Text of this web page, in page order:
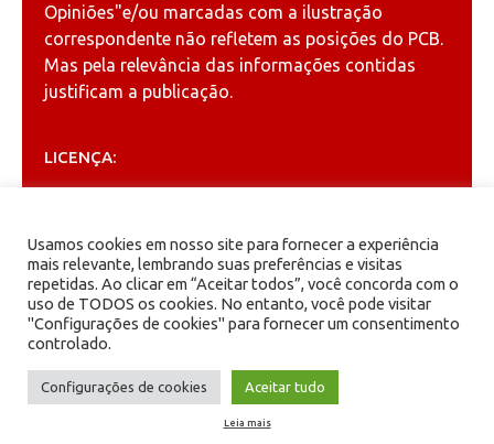
Opiniões"e/ou marcadas com a ilustração
correspondente não refletem as posições do PCB.
Mas pela relevância das informações contidas
justificam a publicação.
LICENÇA:
Creative Commons
ARQUIVOS
Arquivos
PCB - Partido Comunista Brasileiro.
Usamos cookies em nosso site para fornecer a experiência
mais relevante, lembrando suas preferências e visitas
repetidas. Ao clicar em “Aceitar todos”, você concorda com o
uso de TODOS os cookies. No entanto, você pode visitar
"Configurações de cookies" para fornecer um consentimento
controlado.
Configurações de cookies Aceitar tudo
Leia mais